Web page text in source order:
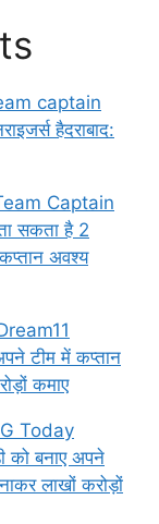
captain
हैदराबाद:
Captain
सकता है 2
अवश्य
टीम में कप्तान
कमाए
Today
बनाए अपने
लाखों करोड़ों